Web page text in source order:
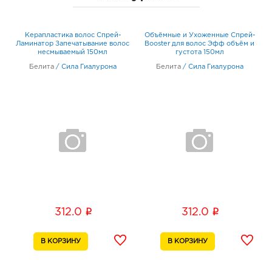
Керапластика волос Спрей-
Ламинатор Запечатывание волос
несмываемый 150мл
Белита / Сила Гиалурона
312.0 i
Объёмные и Ухоженные Спрей-
Booster для волос Эфф объём и
густота 150мл
Белита / Сила Гиалурона
312.0 i